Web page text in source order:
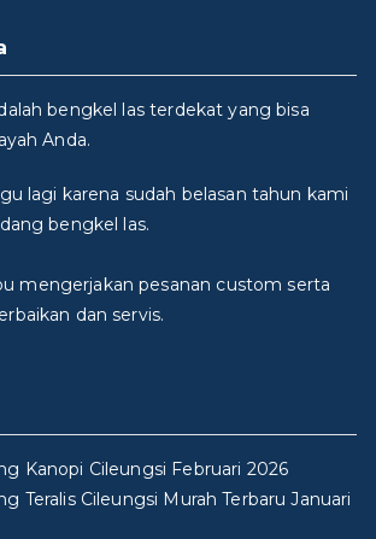
bengkel las terdekat yang bisa
Anda.
lagi karena sudah belasan tahun kami
bengkel las.
mengerjakan pesanan custom serta
dan servis.
Kanopi Cileungsi Februari 2026
Teralis Cileungsi Murah Terbaru Januari